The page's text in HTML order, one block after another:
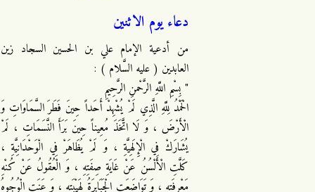
دعاء يوم الاثنين
من أدعية الإمام علي بن الحسين السجاد زين
العابدين ( عليه السَّلام ) :
" بِسْمِ اللَّهِ الرَّحْمنِ الرَّحِيمِ
الْحَمْدُ لِلَّهِ الَّذِي لَمْ يُشْهِدْ أَحَداً حِينَ فَطَرَ السَّمَاوَاتِ وَ
الْأَرْضَ ، وَ لَا اتَّخَذَ مُعِيناً حِينَ بَرَأَ النَّسَمَاتِ ، لَمْ
يُشَارَكْ فِي الْإِلَهِيَّةِ ، وَ لَمْ يُظَاهَرْ فِي الْوَحْدَانِيَّةِ ،
كَلَّتِ الْأَلْسُنُ عَنْ غَايَةِ صِفَتِهِ ، وَ الْعُقُولُ عَنْ كُنْهِ
مَعْرِفَتِهِ ، وَ تَوَاضَعَتِ الْجَبَابِرَةُ لِهَيْبَتِهِ ، وَ عَنَتِ الْوُجُوهُ